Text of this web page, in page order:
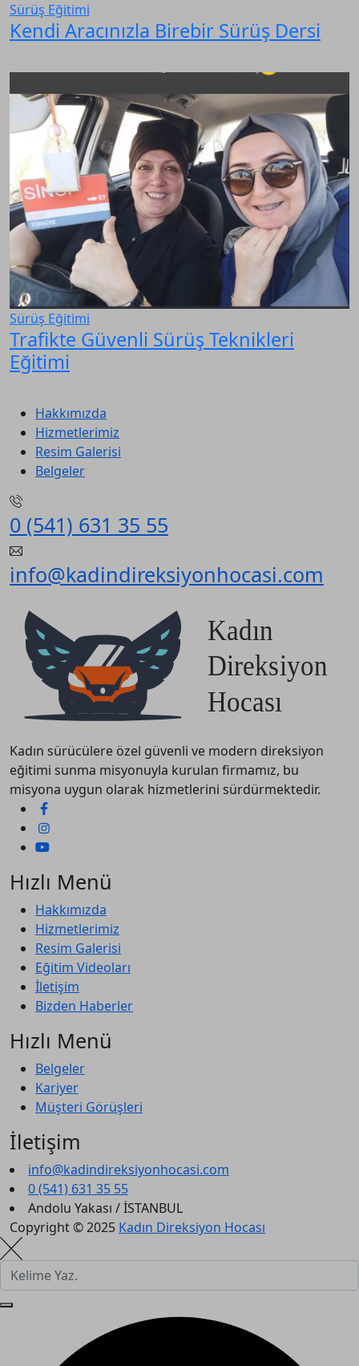
Sürüş Eğitimi
Kendi Aracınızla Birebir Sürüş Dersi
Sürüş Eğitimi
Trafikte Güvenli Sürüş Teknikleri
Eğitimi
Hakkımızda
Hizmetlerimiz
Resim Galerisi
Belgeler
0 (541) 631 35 55
info@kadindireksiyonhocasi.com
Kadın sürücülere özel güvenli ve modern direksiyon
eğitimi sunma misyonuyla kurulan firmamız, bu
misyona uygun olarak hizmetlerini sürdürmektedir.
Hızlı Menü
Hakkımızda
Hizmetlerimiz
Resim Galerisi
Eğitim Videoları
İletişim
Bizden Haberler
Hızlı Menü
Belgeler
Kariyer
Müşteri Görüşleri
İletişim
info@kadindireksiyonhocasi.com
0 (541) 631 35 55
Andolu Yakası / İSTANBUL
Copyright © 2025 Kadın Direksiyon Hocası